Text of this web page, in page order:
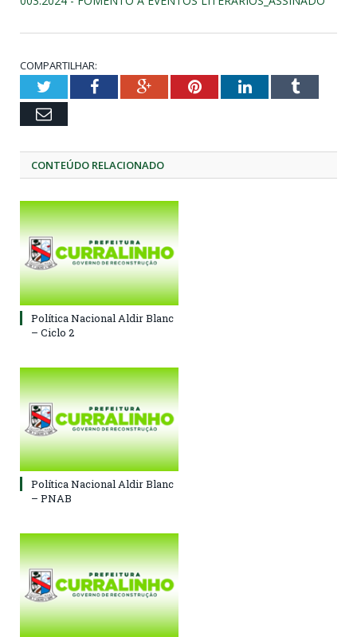
COMPARTILHAR:
TwitterFacebookGoogle+PinterestLinkedInTumblr
Email
CONTEÚDO RELACIONADO
Política Nacional Aldir Blanc
– Ciclo 2
Política Nacional Aldir Blanc
– PNAB